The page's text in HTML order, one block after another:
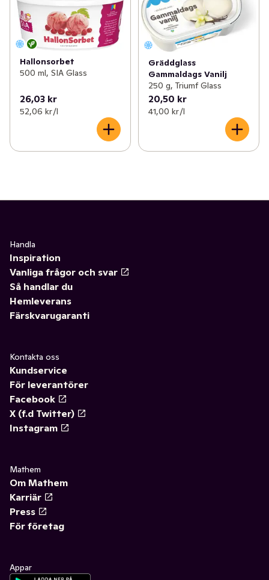
Hallonsorbet
500 ml, SIA Glass
26,03 kr
52,06 kr /l
Gräddglass
Gammaldags Vanilj
250 g, Triumf Glass
20,50 kr
41,00 kr /l
Handla
Inspiration
Vanliga frågor och svar
Så handlar du
Hemleverans
Färskvarugaranti
Kontakta oss
Kundservice
För leverantörer
Facebook
X (f.d Twitter)
Instagram
Mathem
Om Mathem
Karriär
Press
För företag
Appar